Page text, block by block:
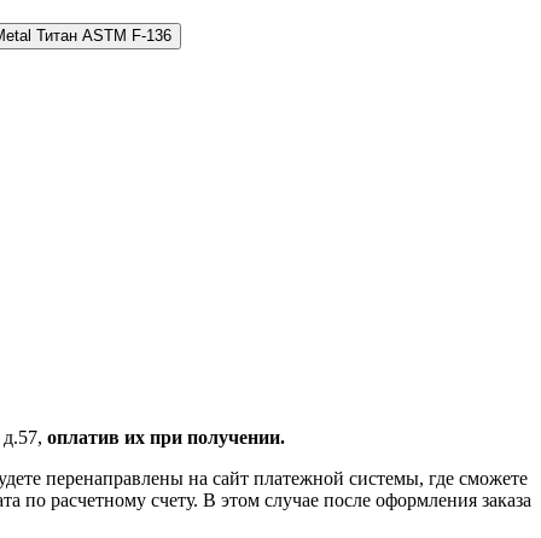
Титан ASTM F-136
оплатив их при получении.
перенаправлены на сайт платежной системы, где сможете
расчетному счету. В этом случае после оформления заказа